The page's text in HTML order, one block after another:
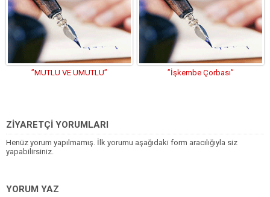
”MUTLU VE UMUTLU” ”İşkembe Çorbası”
ZİYARETÇİ YORUMLARI
Henüz yorum yapılmamış. İlk yorumu aşağıdaki form aracılığıyla siz
yapabilirsiniz.
YORUM YAZ